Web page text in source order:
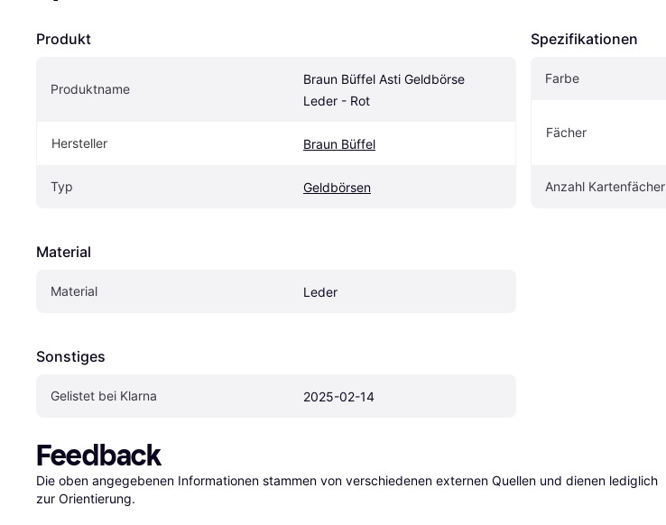
Produkt
Produktname
Braun Büffel Asti Geldbörse
Leder - Rot
Hersteller Braun Büffel
Typ Geldbörsen
Material
Material Leder
Sonstiges
Gelistet bei Klarna 2025-02-14
Spezifikationen
Farbe
Fächer
Anzahl Kartenfächer
Feedback
Die oben angegebenen Informationen stammen von verschiedenen externen Quellen und dienen lediglich
zur Orientierung.